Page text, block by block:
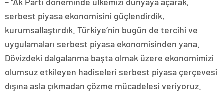
serbest piyasa ekonomisini güçlendirdik,
kurumsallaştırdık. Türkiye’nin bugün de tercihi ve
uygulamaları serbest piyasa ekonomisinden yana.
Dövizdeki dalgalanma başta olmak üzere ekonomimizi
olumsuz etkileyen hadiseleri serbest piyasa çerçevesi
dışına asla çıkmadan çözme mücadelesi veriyoruz.